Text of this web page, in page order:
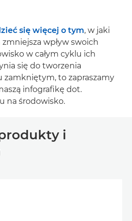
się więcej o tym, w jaki
wpływ swoich
w całym cyklu ich
się do tworzenia
zamkniętym, to zapraszamy
infografikę dot.
na środowisko.
i